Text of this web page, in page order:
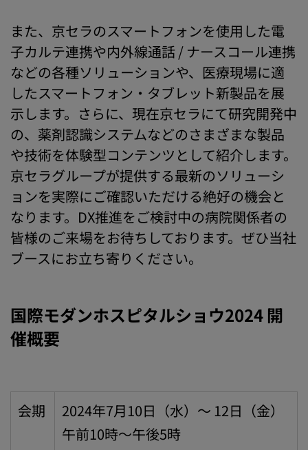
また、京セラのスマートフォンを使用した電
子カルテ連携や内外線通話 / ナースコール連携
などの各種ソリューションや、医療現場に適
したスマートフォン・タブレット新製品を展
示します。さらに、現在京セラにて研究開発中
の、薬剤認識システムなどのさまざまな製品
や技術を体験型コンテンツとして紹介します。
京セラグループが提供する最新のソリューシ
ョンを実際にご確認いただける絶好の機会と
なります。DX推進をご検討中の病院関係者の
皆様のご来場をお待ちしております。ぜひ当社
ブースにお立ち寄りください。
国際モダンホスピタルショウ2024 開
催概要
会期
2024年7月10日（水）～ 12日（金）
午前10時～午後5時